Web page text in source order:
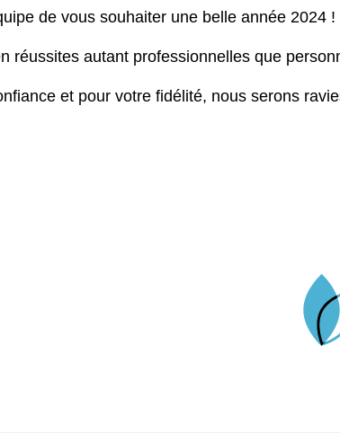
de vous souhaiter une belle année 2024 !
réussites autant professionnelles que
et pour votre fidélité, nous serons